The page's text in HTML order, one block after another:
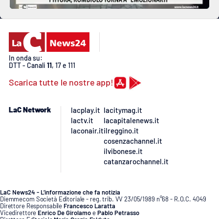
In onda su:
DTT - Canali 11, 17 e 111
Scarica tutte le nostre app!
LaC Network
lacplay.it
lactv.it
laconair.it
lacitymag.it
lacapitalenews.it
ilreggino.it
cosenzachannel.it
ilvibonese.it
catanzarochannel.it
LaC News24 - L’informazione che fa notizia
Diemmecom Società Editoriale - reg. trib. VV 23/05/1989 n°68 - R.O.C. 4049
Direttore Responsabile Francesco Laratta
Vicedirettore Enrico De GirolamoePablo Petrasso